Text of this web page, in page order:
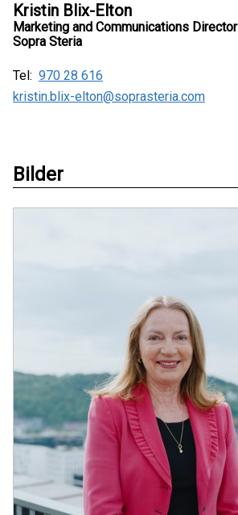
Kristin Blix-Elton
Marketing and Communications Director
Sopra Steria
Tel: 970 28 616
kristin.blix-elton@soprasteria.com
Bilder